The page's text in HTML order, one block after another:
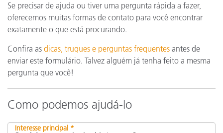
Se precisar de ajuda ou tiver uma pergunta rápida a fazer,
oferecemos muitas formas de contato para você encontrar
exatamente o que está procurando.
Confira as dicas, truques e perguntas frequentes antes de
enviar este formulário. Talvez alguém já tenha feito a mesma
pergunta que você!
Como podemos ajudá-lo
Interesse principal *